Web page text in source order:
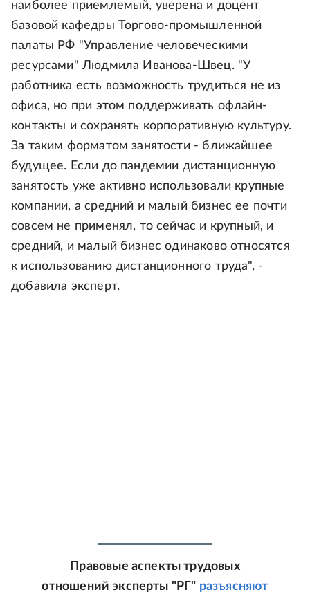
наиболее приемлемый, уверена и доцент
базовой кафедры Торгово-промышленной
палаты РФ "Управление человеческими
ресурсами" Людмила Иванова-Швец. "У
работника есть возможность трудиться не из
офиса, но при этом поддерживать офлайн-
контакты и сохранять корпоративную культуру.
За таким форматом занятости - ближайшее
будущее. Если до пандемии дистанционную
занятость уже активно использовали крупные
компании, а средний и малый бизнес ее почти
совсем не применял, то сейчас и крупный, и
средний, и малый бизнес одинаково относятся
к использованию дистанционного труда", -
добавила эксперт.
Правовые аспекты трудовых
отношений эксперты "РГ" разъясняют